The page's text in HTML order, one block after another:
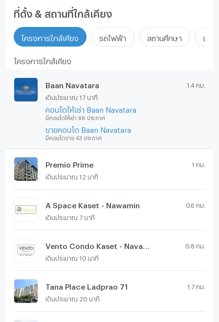
ที่ตั้ง & สถานที่ใกล้เคียง
โครงการใกล้เคียง รถไฟฟ้า สถานศึกษา แหล่
โครงการใกล้เคียง
Baan Navatara 1.4 กม.
เดินประมาณ 17 นาที
คอนโดให้เช่า Baan Navatara
มีคอนโดให้เช่า 86 ประกาศ
ขายคอนโด Baan Navatara
มีคอนโดขาย 43 ประกาศ
Premio Prime 1 กม.
เดินประมาณ 12 นาที
A Space Kaset - Nawamin 0.6 กม.
เดินประมาณ 7 นาที
0.8 กม.
เดินประมาณ 10 นาที
Tana Place Ladprao 71 1.7 กม.
เดินประมาณ 20 นาที